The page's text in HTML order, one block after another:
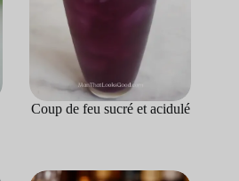
Coup de feu sucré et acidulé